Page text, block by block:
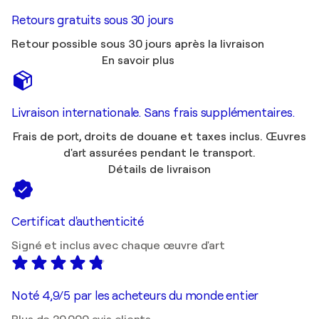
Retours gratuits sous 30 jours
Retour possible sous 30 jours après la livraison
En savoir plus
Livraison internationale. Sans frais supplémentaires.
Frais de port, droits de douane et taxes inclus. Œuvres
d'art assurées pendant le transport.
Détails de livraison
Certificat d'authenticité
Signé et inclus avec chaque œuvre d'art
Noté 4,9/5 par les acheteurs du monde entier